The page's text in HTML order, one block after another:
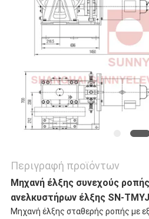
PRIVACY
POLICY
Περιγραφή προϊόντων
Μηχανή έλξης συνεχούς
ανελκυστήρων έλξης SN-
Μηχανή έλξης σταθερής ροπής με